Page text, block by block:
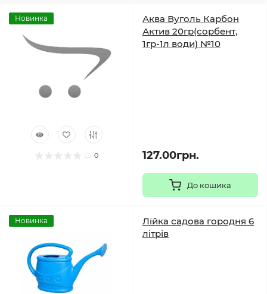
Новинка
0
Аква Вуголь Карбон
Актив 20гр(сорбент,
1гр-1л води) №10
127.00грн.
До кошика
Новинка
Лійка садова городня 6
літрів